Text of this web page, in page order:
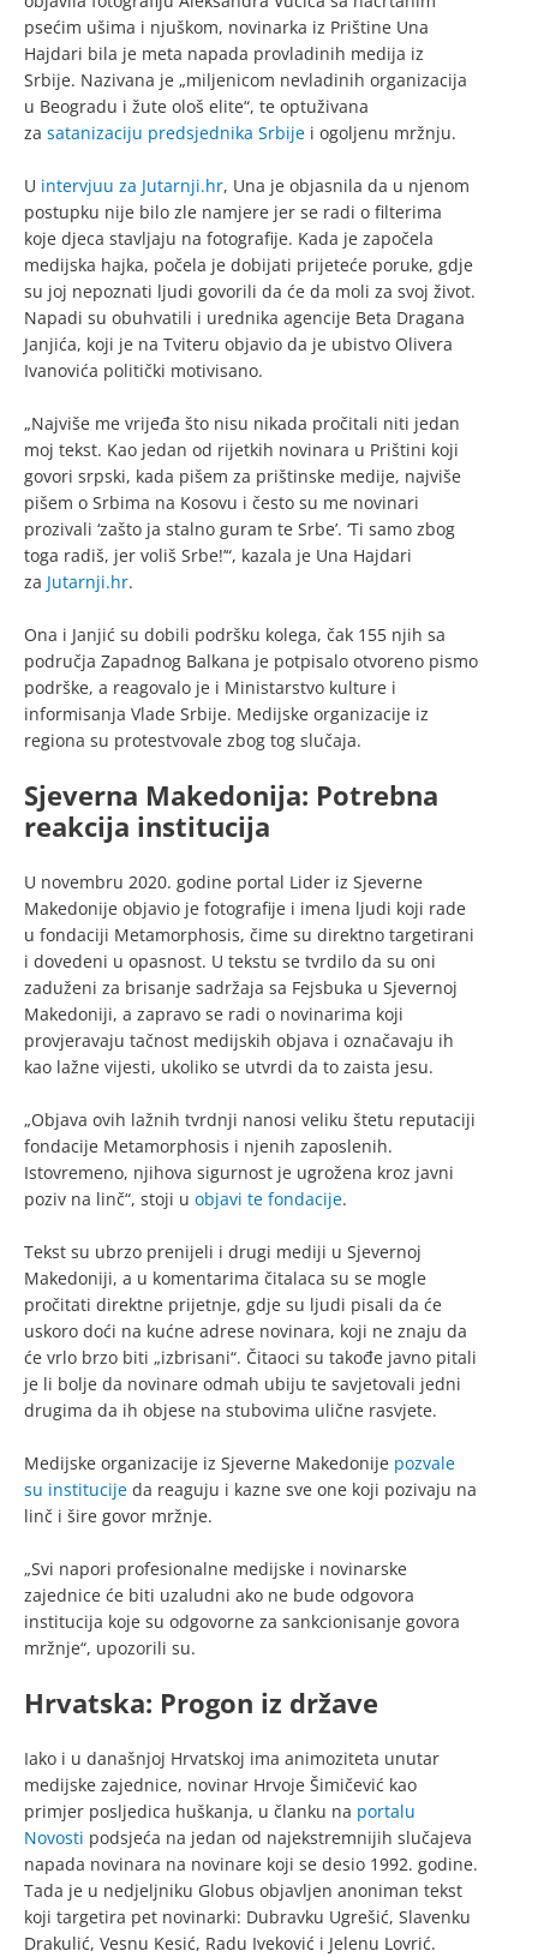
psećim ušima i njuškom, novinarka iz Prištine Una
Hajdari bila je meta napada provladinih medija iz
Srbije. Nazivana je „miljenicom nevladinih organizacija
u Beogradu i žute ološ elite“, te optuživana
za satanizaciju predsjednika Srbije i ogoljenu mržnju.
U intervjuu za Jutarnji.hr, Una je objasnila da u njenom
postupku nije bilo zle namjere jer se radi o filterima
koje djeca stavljaju na fotografije. Kada je započela
medijska hajka, počela je dobijati prijeteće poruke, gdje
su joj nepoznati ljudi govorili da će da moli za svoj život.
Napadi su obuhvatili i urednika agencije Beta Dragana
Janjića, koji je na Tviteru objavio da je ubistvo Olivera
Ivanovića politički motivisano.
„Najviše me vrijeđa što nisu nikada pročitali niti jedan
moj tekst. Kao jedan od rijetkih novinara u Prištini koji
govori srpski, kada pišem za prištinske medije, najviše
pišem o Srbima na Kosovu i često su me novinari
prozivali ‘zašto ja stalno guram te Srbe’. ‘Ti samo zbog
toga radiš, jer voliš Srbe!’“, kazala je Una Hajdari
za Jutarnji.hr.
Ona i Janjić su dobili podršku kolega, čak 155 njih sa
područja Zapadnog Balkana je potpisalo otvoreno pismo
podrške, a reagovalo je i Ministarstvo kulture i
informisanja Vlade Srbije. Medijske organizacije iz
regiona su protestvovale zbog tog slučaja.
Sjeverna Makedonija: Potrebna
reakcija institucija
U novembru 2020. godine portal Lider iz Sjeverne
Makedonije objavio je fotografije i imena ljudi koji rade
u fondaciji Metamorphosis, čime su direktno targetirani
i dovedeni u opasnost. U tekstu se tvrdilo da su oni
zaduženi za brisanje sadržaja sa Fejsbuka u Sjevernoj
Makedoniji, a zapravo se radi o novinarima koji
provjeravaju tačnost medijskih objava i označavaju ih
kao lažne vijesti, ukoliko se utvrdi da to zaista jesu.
„Objava ovih lažnih tvrdnji nanosi veliku štetu reputaciji
fondacije Metamorphosis i njenih zaposlenih.
Istovremeno, njihova sigurnost je ugrožena kroz javni
poziv na linč“, stoji u objavi te fondacije.
Tekst su ubrzo prenijeli i drugi mediji u Sjevernoj
Makedoniji, a u komentarima čitalaca su se mogle
pročitati direktne prijetnje, gdje su ljudi pisali da će
uskoro doći na kućne adrese novinara, koji ne znaju da
će vrlo brzo biti „izbrisani“. Čitaoci su takođe javno pitali
je li bolje da novinare odmah ubiju te savjetovali jedni
drugima da ih objese na stubovima ulične rasvjete.
Medijske organizacije iz Sjeverne Makedonije pozvale
su institucije da reaguju i kazne sve one koji pozivaju na
linč i šire govor mržnje.
„Svi napori profesionalne medijske i novinarske
zajednice će biti uzaludni ako ne bude odgovora
institucija koje su odgovorne za sankcionisanje govora
mržnje“, upozorili su.
Hrvatska: Progon iz države
Iako i u današnjoj Hrvatskoj ima animoziteta unutar
medijske zajednice, novinar Hrvoje Šimičević kao
primjer posljedica huškanja, u članku na portalu
Novosti podsjeća na jedan od najekstremnijih slučajeva
napada novinara na novinare koji se desio 1992. godine.
Tada je u nedjeljniku Globus objavljen anoniman tekst
koji targetira pet novinarki: Dubravku Ugrešić, Slavenku
Drakulić, Vesnu Kesić, Radu Iveković i Jelenu Lovrić.